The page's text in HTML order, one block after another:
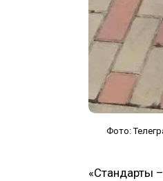
Фото:
«Стандарты